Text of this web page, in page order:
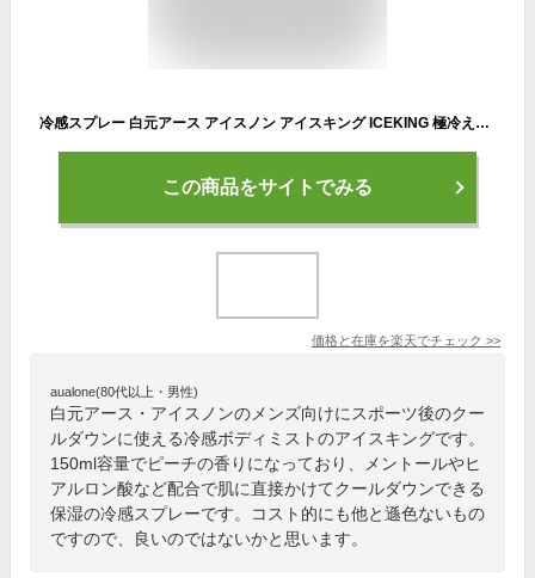
冷感スプレー 白元アース アイスノン アイスキング ICEKING 極冷えボディミスト ピーチの香り 150ml 肌に直接 ボディミスト 夏 クール メンズ レディース 暑さ対策 グッズ ひんやり 冷感グッズ スポーツ ゴルフ 通勤 通学 *
この商品をサイトでみる
価格と在庫を楽天でチェック >>
aualone(80代以上・男性)
白元アース・アイスノンのメンズ向けにスポーツ後のクー
ルダウンに使える冷感ボディミストのアイスキングです。
150ml容量でピーチの香りになっており、メントールやヒ
アルロン酸など配合で肌に直接かけてクールダウンできる
保湿の冷感スプレーです。コスト的にも他と遜色ないもの
ですので、良いのではないかと思います。